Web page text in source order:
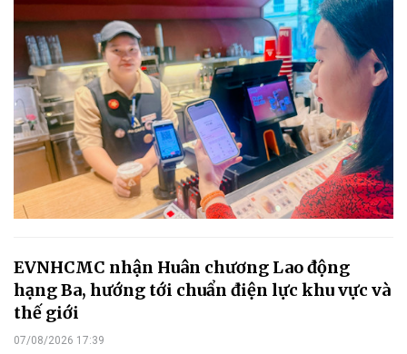
EVNHCMC nhận Huân chương Lao động
hạng Ba, hướng tới chuẩn điện lực khu vực và
thế giới
07/08/2026 17:39